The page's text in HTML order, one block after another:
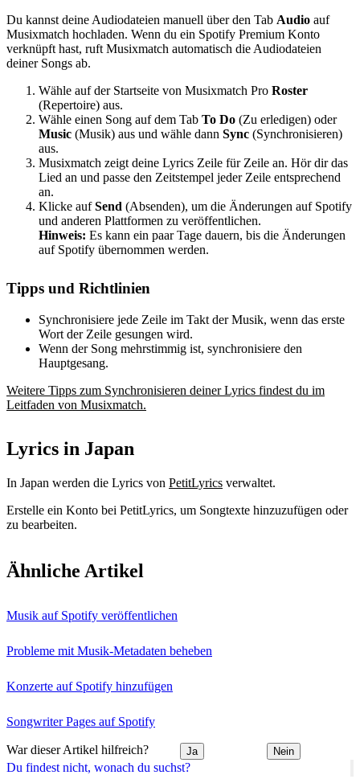
Du findest nicht, wonach du suchst?
Du kannst deine Audiodateien manuell über den Tab Audio auf
Musixmatch hochladen. Wenn du ein Spotify Premium Konto
verknüpft hast, ruft Musixmatch automatisch die Audiodateien
deiner Songs ab.
Wähle auf der Startseite von Musixmatch Pro Roster
(Repertoire) aus.
Wähle einen Song auf dem Tab To Do (Zu erledigen) oder
Music (Musik) aus und wähle dann Sync (Synchronisieren)
aus.
Musixmatch zeigt deine Lyrics Zeile für Zeile an. Hör dir das
Lied an und passe den Zeitstempel jeder Zeile entsprechend
an.
Klicke aufSend (Absenden), um die Änderungen auf Spotify
und anderen Plattformen zu veröffentlichen.
Hinweis: Es kann ein paar Tage dauern, bis die Änderungen
auf Spotify übernommen werden.
Tipps und Richtlinien
Synchronisiere jede Zeile im Takt der Musik, wenn das erste
Wort der Zeile gesungen wird.
Wenn der Song mehrstimmig ist, synchronisiere den
Hauptgesang.
Weitere Tipps zum Synchronisieren deiner Lyrics findest du im
Leitfaden von Musixmatch.
Lyrics in Japan
In Japan werden die Lyrics von PetitLyrics verwaltet.
Erstelle ein Konto bei PetitLyrics, um Songtexte hinzuzufügen oder
zu bearbeiten.
Ähnliche Artikel
Musik auf Spotify veröffentlichen
Probleme mit Musik-Metadaten beheben
Konzerte auf Spotify hinzufügen
Songwriter Pages auf Spotify
War dieser Artikel hilfreich? Ja Nein